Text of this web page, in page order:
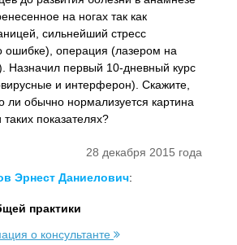
на ногах так как
сильнейший стресс
ошибке), операция (лазером на
Назначил первый 10-дневный курс
и интерферон). Скажите,
ли обычно нормализуется картина
показателях?
28 декабря 2015 года
Эрнест Даниелович:
практики
о консультанте